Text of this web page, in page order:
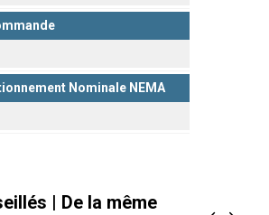
Nominale NEMA
| De la même